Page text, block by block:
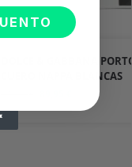
DOLCE & GABBANA
CUERO NAPPA BLANCAS